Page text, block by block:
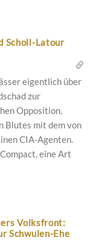
Scholl-Latour
eigentlich über
zur
Opposition,
Blutes mit dem von
CIA-Agenten.
eine Art
Volksfront:
Schwulen-Ehe